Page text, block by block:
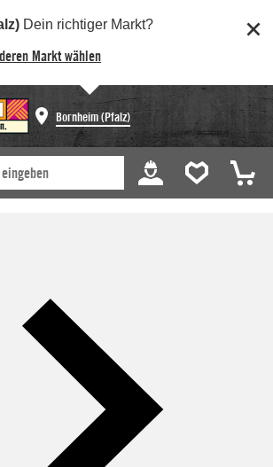
Dein richtiger Markt?
Markt wählen
Bornheim (Pfalz)